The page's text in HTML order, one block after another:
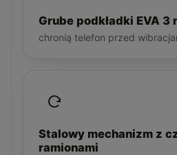
Grube podkładki EVA 3
chronią telefon przed
Stalowy mechanizm z
ramionami